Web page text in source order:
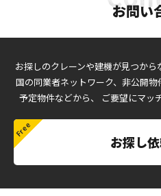
お問い
お探しのクレーンや建機が見つから
国の同業者ネットワーク、非公開
予定物件などから、
ご要望にマッ
お探し